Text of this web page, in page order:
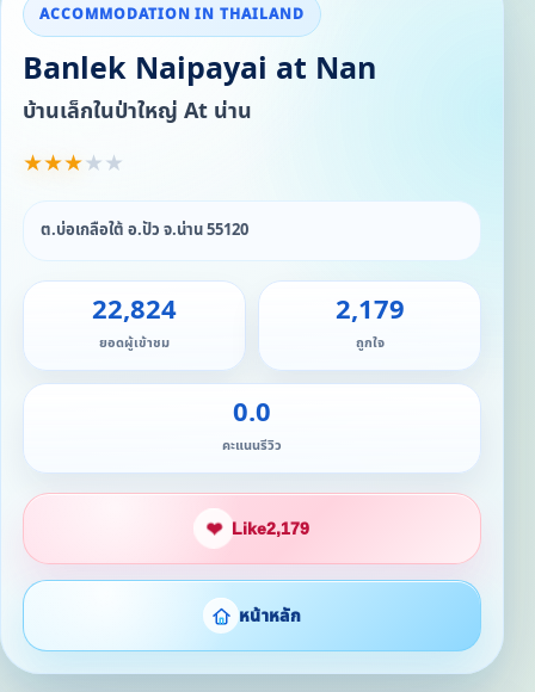
ACCOMMODATION IN THAILAND
Banlek Naipayai at Nan
บ้านเล็กในป่าใหญ่ At น่าน
★★★★ ★
ต.บ่อเกลือใต้ อ.ปัว จ.น่าน 55120
22,824
ยอดผู้เข้าชม
2,179
ถูกใจ
0.0
คะแนนรีวิว
❤ Like2,179
หน้าหลัก